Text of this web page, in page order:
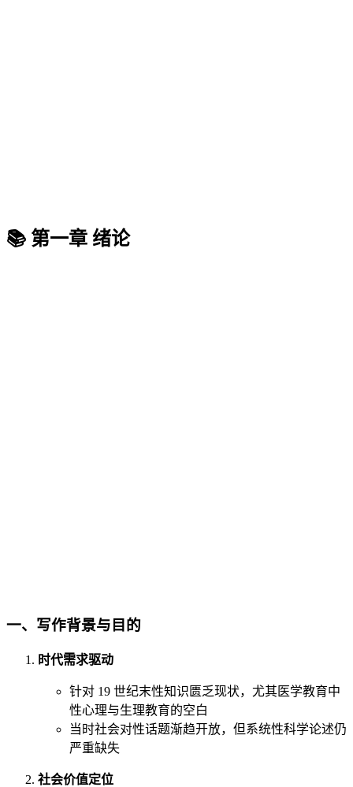
📚 第一章 绪论
一、 写作背景与目的
时代需求驱动
针对 19 世纪末性知识匮乏现状，尤其医学教育中
性心理与生理教育的空白
当时社会对性话题渐趋开放，但系统性科学论述仍
严重缺失
社会价值定位